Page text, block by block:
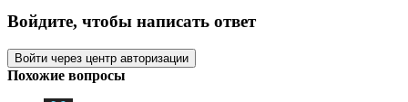
Войдите, чтобы написать ответ
Войти через центр авторизации
Похожие вопросы